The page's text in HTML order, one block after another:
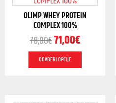
OLIMP WHEY PROTEIN
COMPLEX 100%
78,00€71,00€
ODABERI OPCIJE